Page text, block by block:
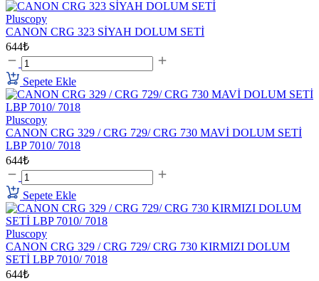
Pluscopy
CANON CRG 323 SİYAH DOLUM SETİ
644₺
Sepete Ekle
Pluscopy
CANON CRG 329 / CRG 729/ CRG 730 MAVİ DOLUM SETİ
LBP 7010/ 7018
644₺
Sepete Ekle
Pluscopy
CANON CRG 329 / CRG 729/ CRG 730 KIRMIZI DOLUM
SETİ LBP 7010/ 7018
644₺